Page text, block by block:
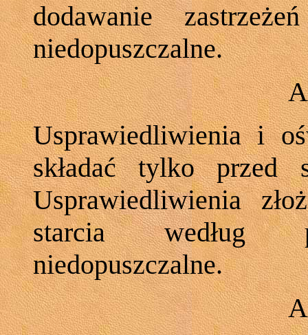
dodawanie
niedopuszczalne.
Usprawiedliwienia i
składać tylko przed
Usprawiedliwienia
starcia według
niedopuszczalne.